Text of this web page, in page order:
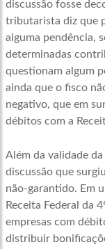
discussão fosse
tributarista diz que
alguma pendência,
determinadas
questionam algum
ainda que o fisco
negativo, que em
débitos com a
Além da validade
discussão que
não-garantido. Em
Receita Federal da
empresas com
distribuir